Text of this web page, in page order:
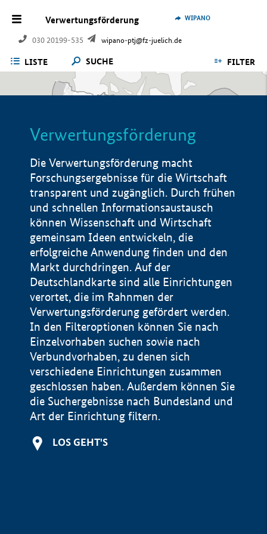
Verwertungsförderung
030 20199-535 wipano-ptj@fz-juelich.de
WIPANO
LISTE SUCHE FILTER
Verwertungsförderung
Die Verwertungsförderung macht
Forschungsergebnisse für die Wirtschaft
transparent und zugänglich. Durch frühen
und schnellen Informationsaustausch
können Wissenschaft und Wirtschaft
gemeinsam Ideen entwickeln, die
erfolgreiche Anwendung finden und den
Markt durchdringen. Auf der
Deutschlandkarte sind alle Einrichtungen
verortet, die im Rahnmen der
Verwertungsförderung gefördert werden.
In den Filteroptionen können Sie nach
Einzelvorhaben suchen sowie nach
Verbundvorhaben, zu denen sich
verschiedene Einrichtungen zusammen
geschlossen haben. Außerdem können Sie
die Suchergebnisse nach Bundesland und
Art der Einrichtung filtern.
LOS GEHT'S